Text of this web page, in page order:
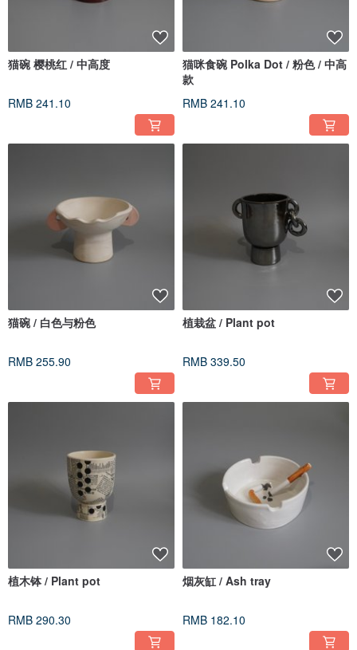
猫碗 樱桃红 / 中高度
RMB 241.10
猫咪食碗 Polka Dot / 粉色 / 中高
款
RMB 241.10
猫碗 / 白色与粉色
RMB 255.90
植栽盆 / Plant pot
RMB 339.50
植木钵 / Plant pot
RMB 290.30
烟灰缸 / Ash tray
RMB 182.10